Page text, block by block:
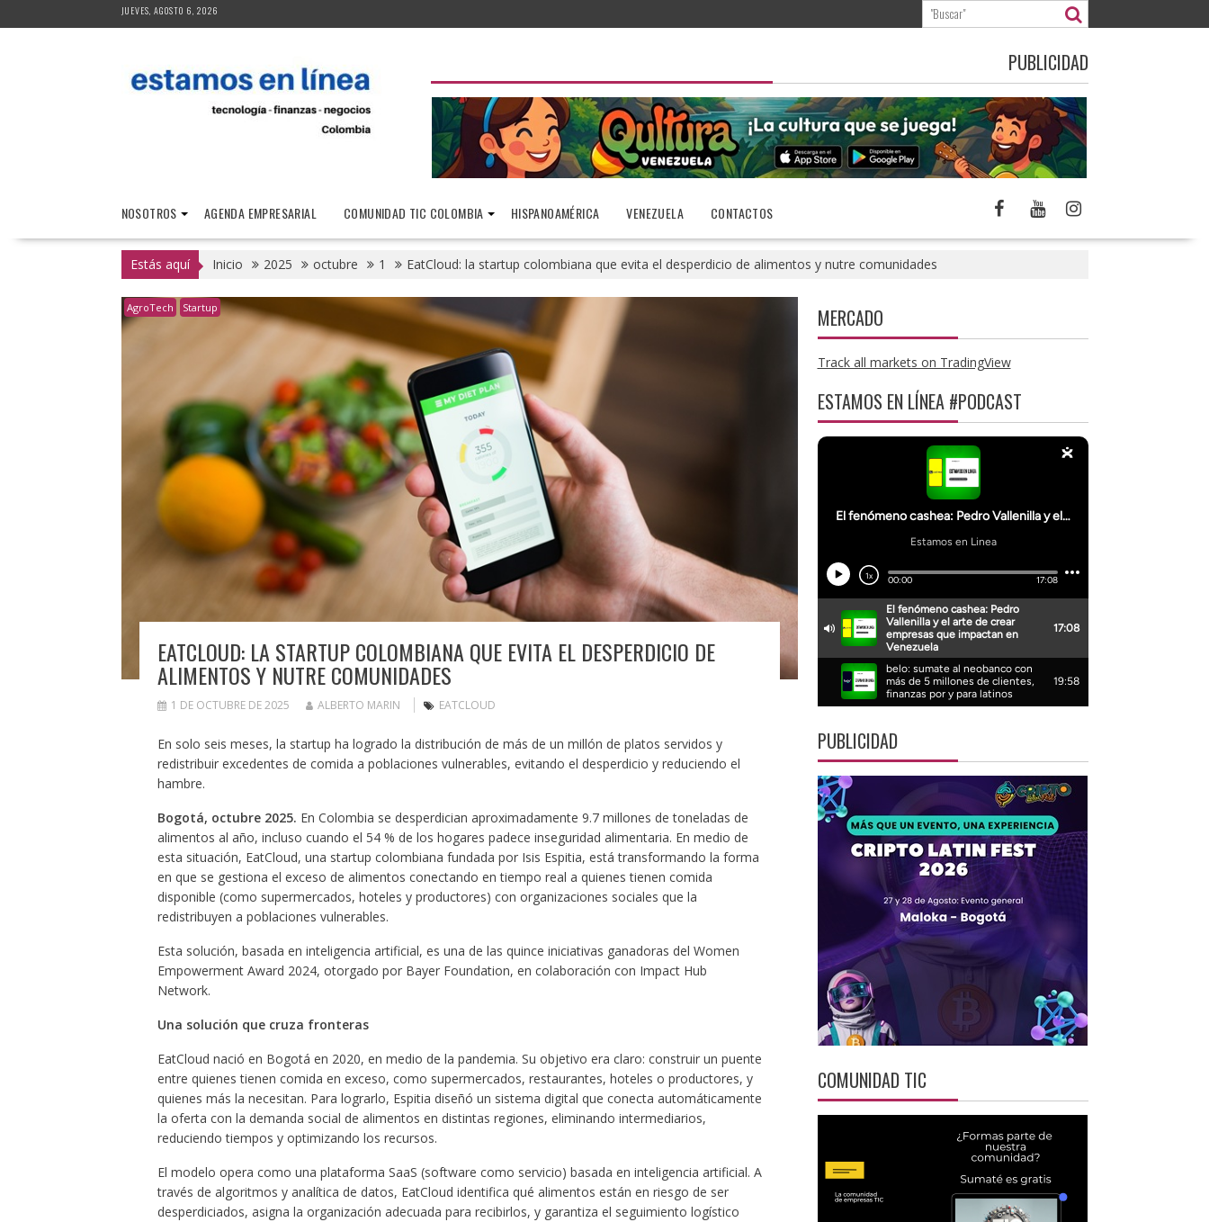
al
JUEVES, AGOSTO 6, 2026
PUBLICIDAD
NOSOTROS AGENDA EMPRESARIAL COMUNIDAD TIC COLOMBIA HISPANOAMÉRICA VENEZUELA CONTACTOS
Estás aquí Inicio 2025 octubre 1 EatCloud: la startup colombiana que evita el desperdicio de alimentos y nutre comunidades
AgroTech Startup
EATCLOUD: LA STARTUP COLOMBIANA QUE EVITA EL DESPERDICIO DE
ALIMENTOS Y NUTRE COMUNIDADES
1 DE OCTUBRE DE 2025 ALBERTO MARIN EATCLOUD
En solo seis meses, la startup ha logrado la distribución de más de un millón de platos servidos y
redistribuir excedentes de comida a poblaciones vulnerables, evitando el desperdicio y reduciendo el
hambre.
Bogotá, octubre 2025. En Colombia se desperdician aproximadamente 9.7 millones de toneladas de
alimentos al año, incluso cuando el 54 % de los hogares padece inseguridad alimentaria. En medio de
esta situación, EatCloud, una startup colombiana fundada por Isis Espitia, está transformando la forma
en que se gestiona el exceso de alimentos conectando en tiempo real a quienes tienen comida
disponible (como supermercados, hoteles y productores) con organizaciones sociales que la
redistribuyen a poblaciones vulnerables.
Esta solución, basada en inteligencia artificial, es una de las quince iniciativas ganadoras del Women
Empowerment Award 2024, otorgado por Bayer Foundation, en colaboración con Impact Hub
Network.
Una solución que cruza fronteras
EatCloud nació en Bogotá en 2020, en medio de la pandemia. Su objetivo era claro: construir un puente
entre quienes tienen comida en exceso, como supermercados, restaurantes, hoteles o productores, y
quienes más la necesitan. Para lograrlo, Espitia diseñó un sistema digital que conecta automáticamente
la oferta con la demanda social de alimentos en distintas regiones, eliminando intermediarios,
reduciendo tiempos y optimizando los recursos.
El modelo opera como una plataforma SaaS (software como servicio) basada en inteligencia artificial. A
través de algoritmos y analítica de datos, EatCloud identifica qué alimentos están en riesgo de ser
desperdiciados, asigna la organización adecuada para recibirlos, y garantiza el seguimiento logístico
MERCADO
Track all markets on TradingView
ESTAMOS EN LÍNEA #PODCAST
PUBLICIDAD
COMUNIDAD TIC